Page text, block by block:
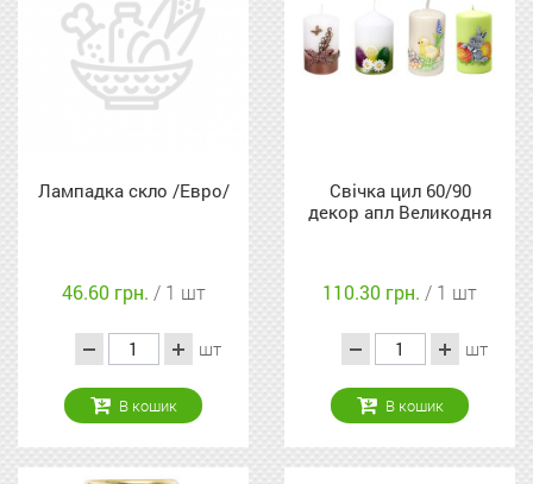
Лампадка скло /Евро/
46.60 грн. / 1 шт
шт
В кошик
Свічка цил 60/90
декор апл Великодня
110.30 грн. / 1 шт
шт
В кошик